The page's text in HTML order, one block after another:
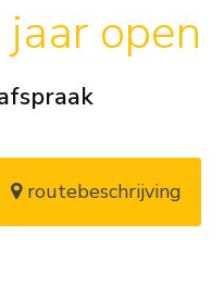
open
routebeschrijving